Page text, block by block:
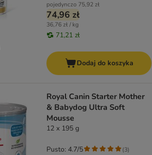
pojedynczo 75,92 zł
74,96 zł
36,76 zł / kg
71,21 zł
Dodaj do koszyka
Royal Canin Starter Mother
& Babydog Ultra Soft
Mousse
12 x 195 g
Pusto: 4.7/5 (3)